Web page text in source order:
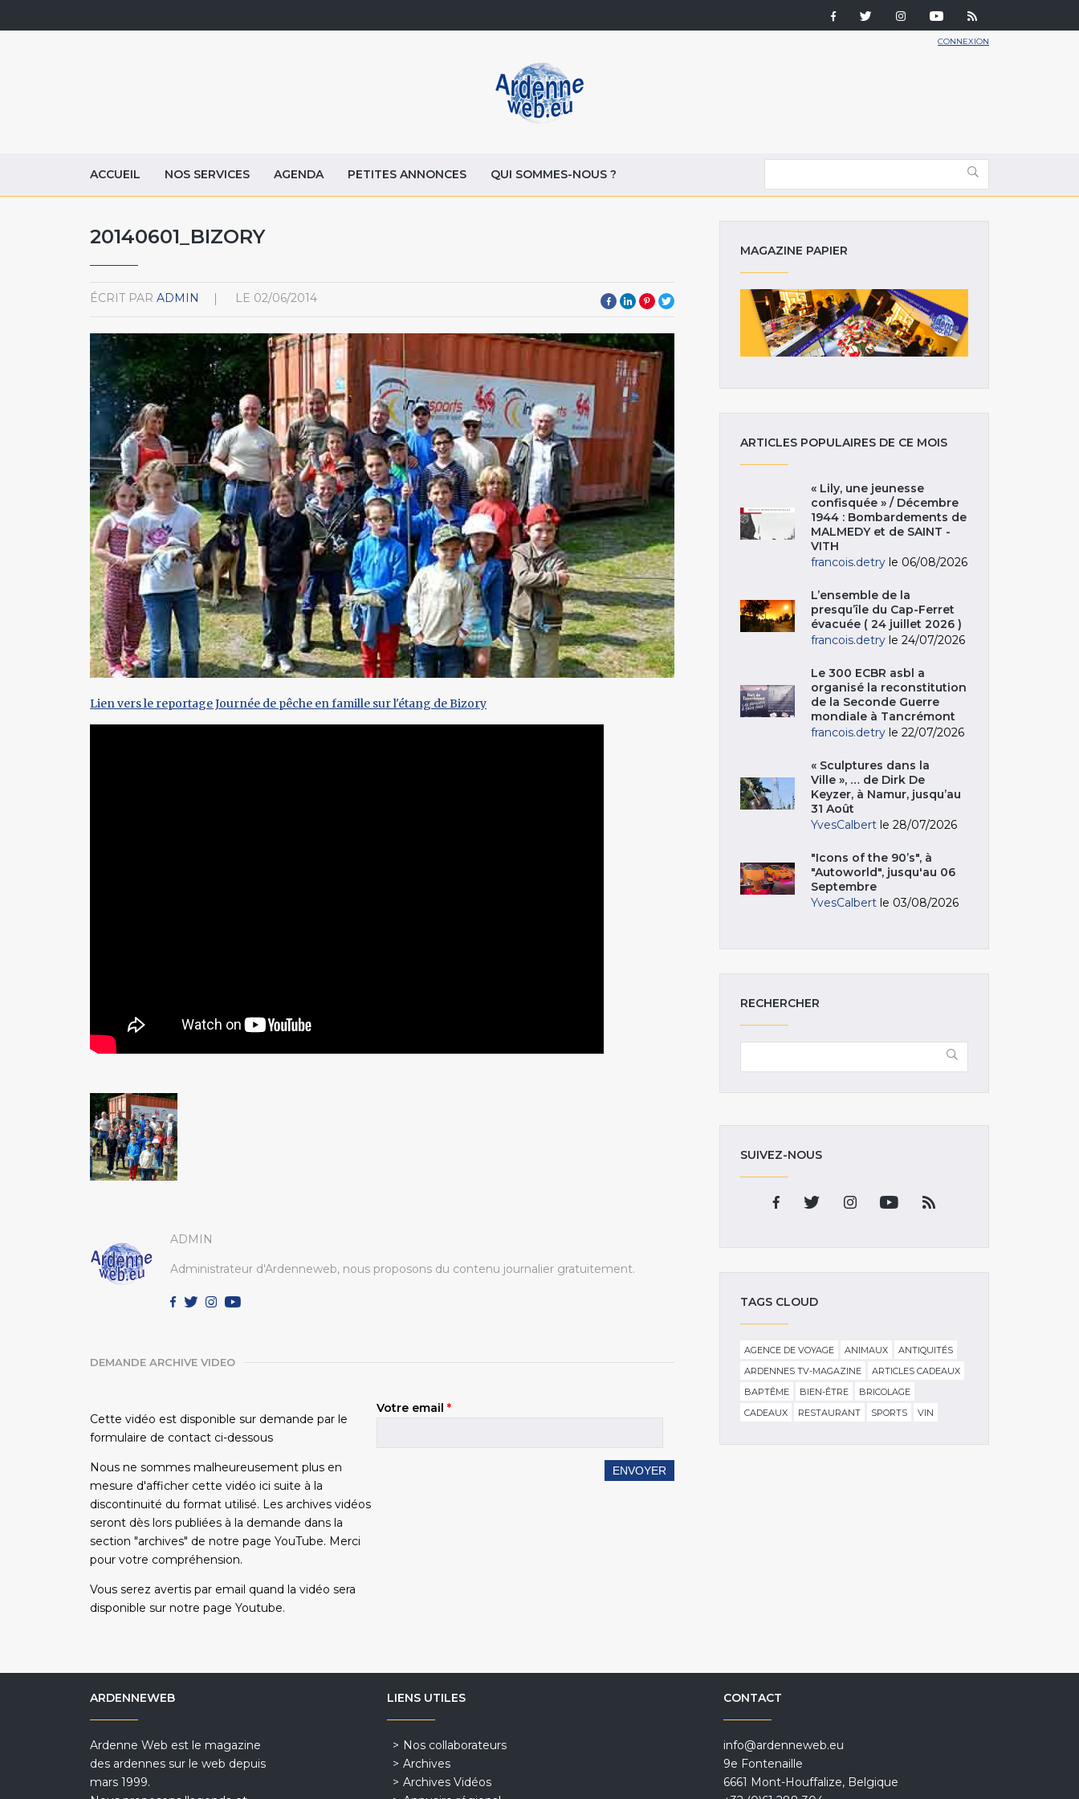
CONNEXION
ACCUEIL NOS SERVICES AGENDA PETITES ANNONCES QUI SOMMES-NOUS ?
20140601_BIZORY
ÉCRIT PAR ADMIN LE 02/06/2014
Lien vers le reportage Journée de pêche en famille sur l'étang de Bizory
ADMIN
Administrateur d'Ardenneweb, nous proposons du contenu journalier gratuitement.
DEMANDE ARCHIVE VIDEO
Cette vidéo est disponible sur demande par le
formulaire de contact ci-dessous
Nous ne sommes malheureusement plus en
mesure d'afficher cette vidéo ici suite à la
discontinuité du format utilisé. Les archives vidéos
seront dès lors publiées à la demande dans la
section "archives" de notre page YouTube. Merci
pour votre compréhension.
Vous serez avertis par email quand la vidéo sera
disponible sur notre page Youtube.
Votre email *
MAGAZINE PAPIER
ARTICLES POPULAIRES DE CE MOIS
« Lily, une jeunesse
confisquée » / Décembre
1944 : Bombardements de
MALMEDY et de SAINT -
VITH
francois.detry le 06/08/2026
L’ensemble de la
presqu’île du Cap-Ferret
évacuée ( 24 juillet 2026 )
francois.detry le 24/07/2026
Le 300 ECBR asbl a
organisé la reconstitution
de la Seconde Guerre
mondiale à Tancrémont
francois.detry le 22/07/2026
« Sculptures dans la
Ville », … de Dirk De
Keyzer, à Namur, jusqu’au
31 Août
YvesCalbert le 28/07/2026
"Icons of the 90’s", à
"Autoworld", jusqu'au 06
Septembre
YvesCalbert le 03/08/2026
RECHERCHER
SUIVEZ-NOUS
TAGS CLOUD
AGENCE DE VOYAGE ANIMAUX
ANTIQUITÉS
ARDENNES TV-MAGAZINE
ARTICLES CADEAUX
BAPTÊME
BIEN-ÊTRE
BRICOLAGE
CADEAUX
RESTAURANT SPORTS VIN
ARDENNEWEB
Ardenne Web est le magazine
des ardennes sur le web depuis
mars 1999.
LIENS UTILES
Nos collaborateurs
Archives
Archives Vidéos
CONTACT
info@ardenneweb.eu
9e Fontenaille
6661 Mont-Houffalize, Belgique